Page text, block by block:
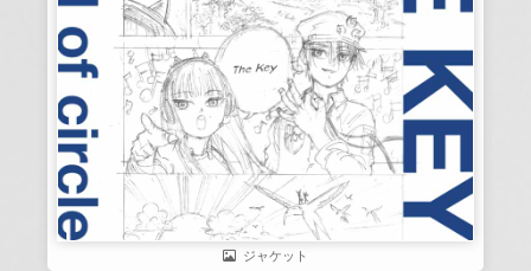
ジャケット